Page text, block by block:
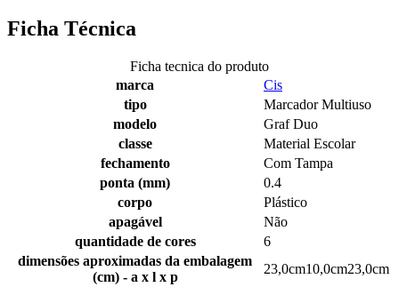
Ficha Técnica
Ficha tecnica do produto
marca
Cis
tipo
Marcador Multiuso
modelo
Graf Duo
classe
Material Escolar
fechamento
Com Tampa
ponta (mm)
0.4
corpo
Plástico
apagável
Não
quantidade de cores
6
dimensões aproximadas da embalagem
(cm) - a x l x p
23,0cm10,0cm23,0cm